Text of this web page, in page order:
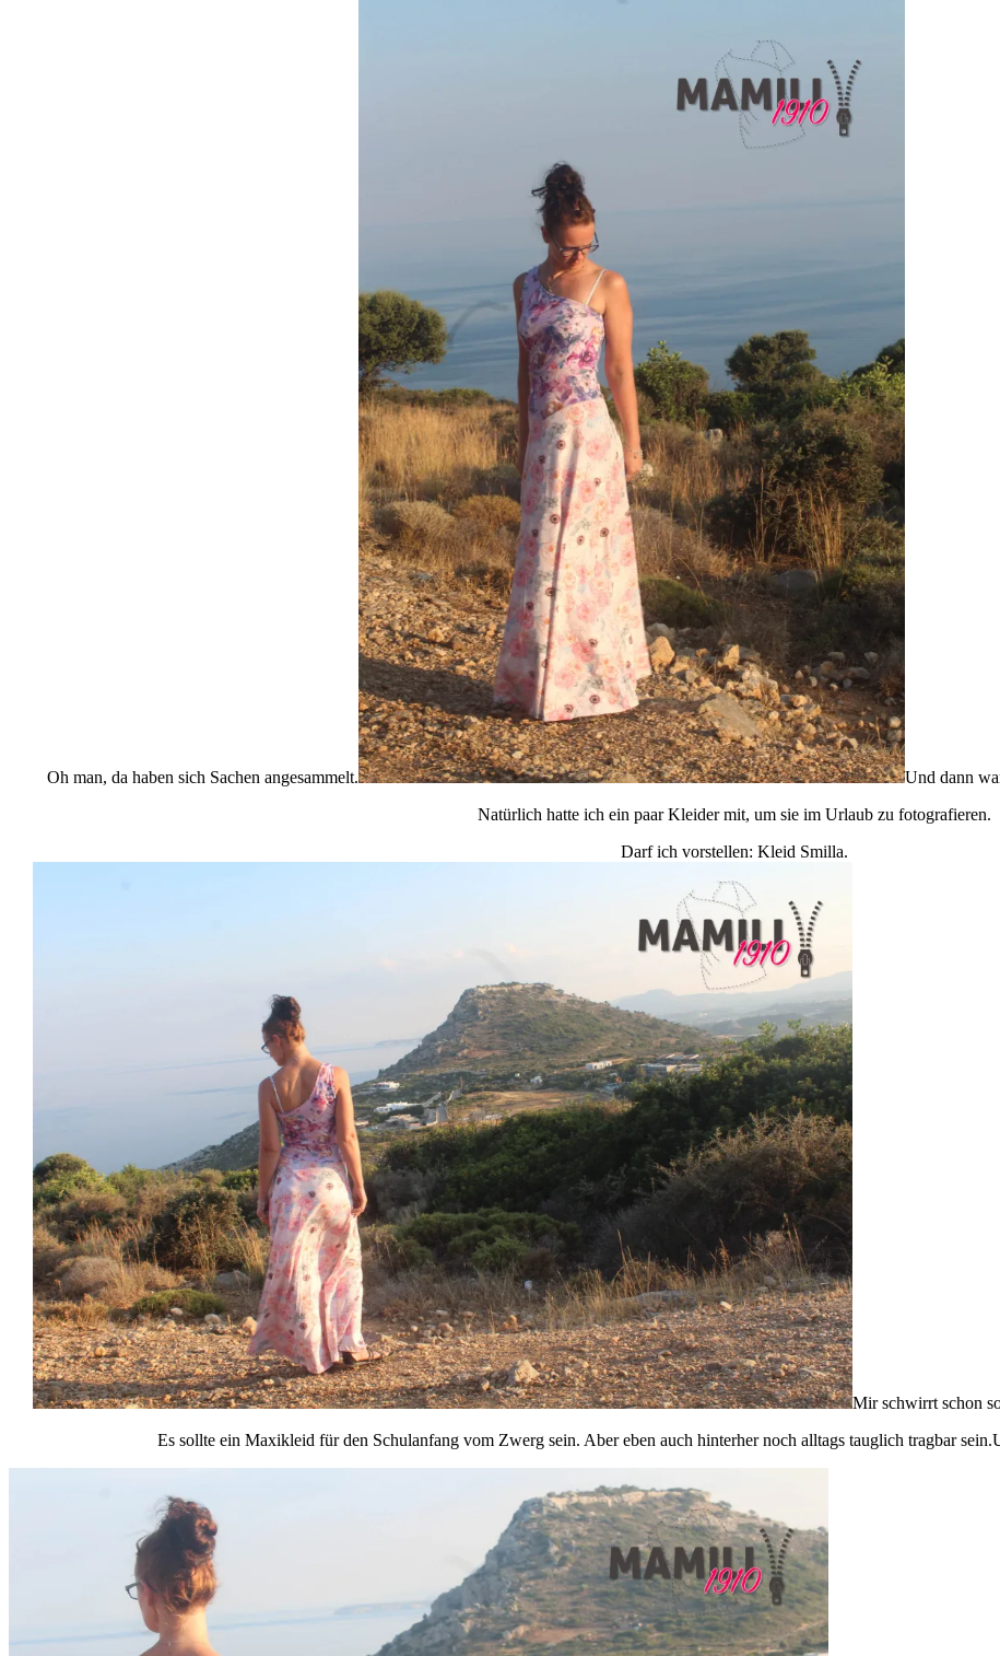
Oh man, da haben sich Sachen angesammelt.
Und dann
Natürlich hatte ich ein paar Kleider mit, um sie im Urlaub zu fotografieren.
Darf ich vorstellen: Kleid Smilla.
Mir schwirrt schon
Es sollte ein Maxikleid für den Schulanfang vom Zwerg sein. Aber eben auch hinterher noch alltags tauglich tragbar